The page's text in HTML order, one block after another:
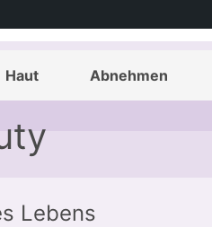
Haut Abnehmen
Ärzte
Lebens